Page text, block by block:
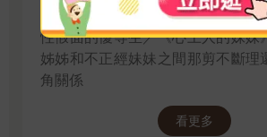
全部被她奪走了／心
《惡劣玩伴》好勝又不服輸的平
性假面的優等生／《心上人的妹妹
姊姊和不正經妹妹之間那剪不斷理
角關係
看更多